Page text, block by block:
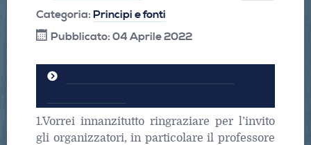
Categoria: Principi e fonti
Pubblicato: 04 Aprile 2022
1.Vorrei innanzitutto ringraziare per l’invito
gli organizzatori, in particolare il professore